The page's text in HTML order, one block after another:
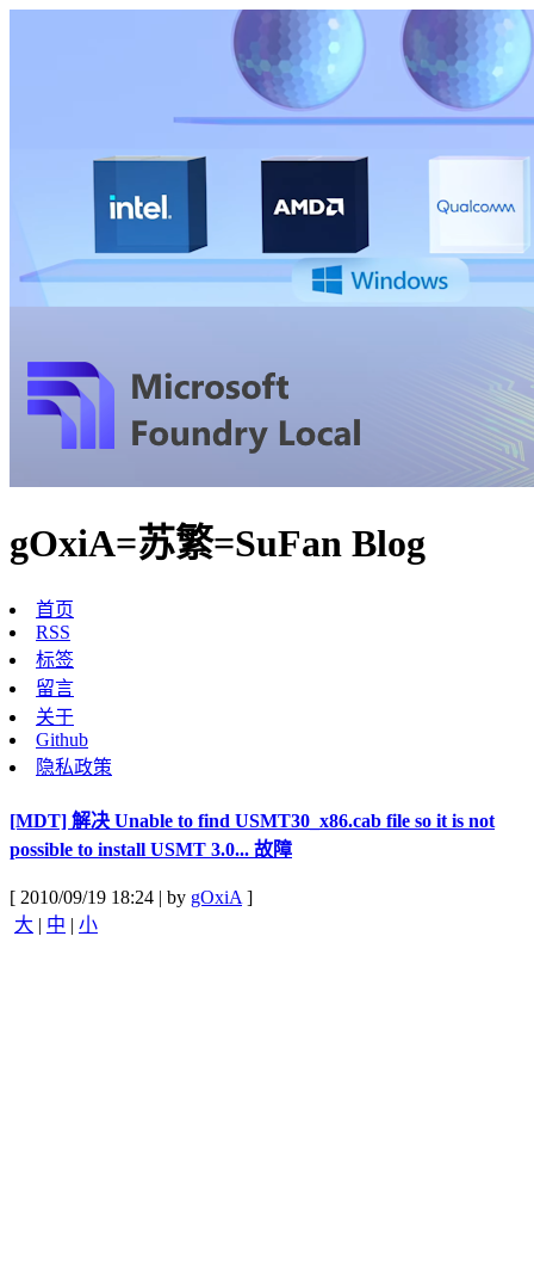
gOxiA=苏繁=SuFan Blog
首页
RSS
标签
留言
关于
Github
隐私政策
[MDT] 解决 Unable to find USMT30_x86.cab file so it is not
possible to install USMT 3.0... 故障
[ 2010/09/19 18:24 | by gOxiA]
大 | 中 | 小